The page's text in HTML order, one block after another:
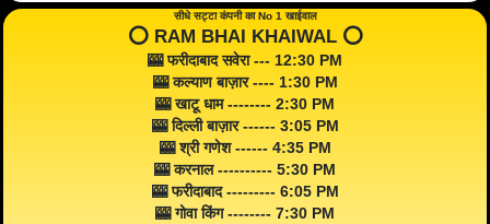
सीधे सट्टा कंपनी का No 1 खाईवाल
⭕️ RAM BHAI KHAIWAL ⭕️
🎰 फरीदाबाद सवेरा --- 12:30 PM
🎰 कल्याण बाज़ार ---- 1:30 PM
🎰 खाटू धाम -------- 2:30 PM
🎰 दिल्ली बाज़ार ------ 3:05 PM
🎰 श्री गणेश ------ 4:35 PM
🎰 करनाल ---------- 5:30 PM
🎰 फरीदाबाद --------- 6:05 PM
🎰 गोवा किंग -------- 7:30 PM